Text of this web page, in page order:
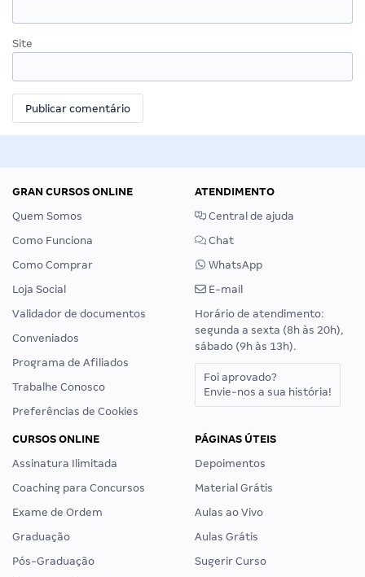
Site
GRAN CURSOS ONLINE
Quem Somos
Como Funciona
Como Comprar
Loja Social
Validador de documentos
Conveniados
Programa de Afiliados
Trabalhe Conosco
Preferências de Cookies
ATENDIMENTO
Central de ajuda
Chat
WhatsApp
E-mail
Horário de atendimento:
segunda a sexta (8h às 20h),
sábado (9h às 13h).
Foi aprovado?
Envie-nos a sua história!
CURSOS ONLINE
Assinatura Ilimitada
Coaching para Concursos
Exame de Ordem
Graduação
Pós-Graduação
PÁGINAS ÚTEIS
Depoimentos
Material Grátis
Aulas ao Vivo
Aulas Grátis
Sugerir Curso